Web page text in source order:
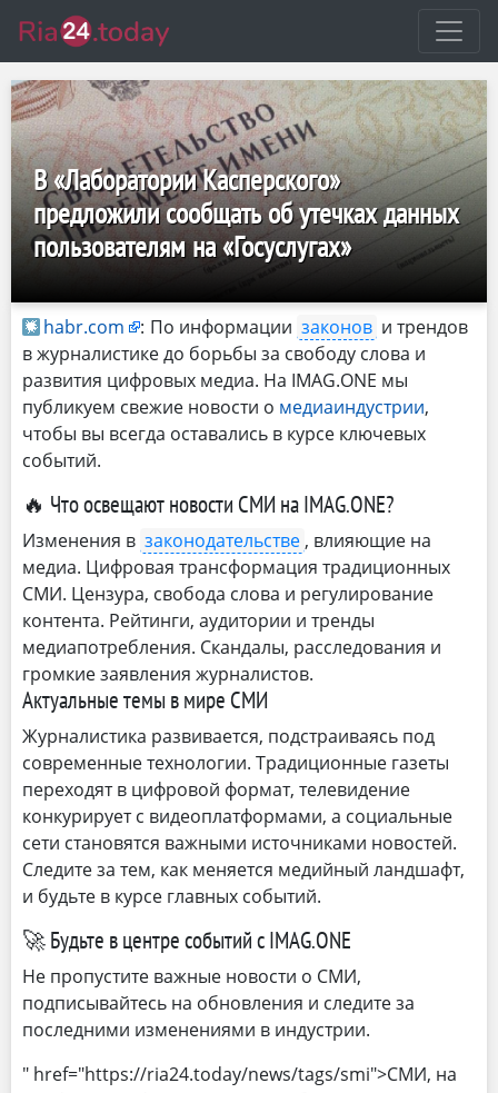
В «Лаборатории Касперского»
предложили сообщать об утечках данных
пользователям на «Госуслугах»
habr.com : По информации законов и трендов
в журналистике до борьбы за свободу слова и
развития цифровых медиа. На IMAG.ONE мы
публикуем свежие новости о медиаиндустрии,
чтобы вы всегда оставались в курсе ключевых
событий.
🔥 Что освещают новости СМИ на IMAG.ONE?
Изменения в законодательстве , влияющие на
медиа. Цифровая трансформация традиционных
СМИ. Цензура, свобода слова и регулирование
контента. Рейтинги, аудитории и тренды
медиапотребления. Скандалы, расследования и
громкие заявления журналистов.
Актуальные темы в мире СМИ
Журналистика развивается, подстраиваясь под
современные технологии. Традиционные газеты
переходят в цифровой формат, телевидение
конкурирует с видеоплатформами, а социальные
сети становятся важными источниками новостей.
Следите за тем, как меняется медийный ландшафт,
и будьте в курсе главных событий.
🚀 Будьте в центре событий с IMAG.ONE
Не пропустите важные новости о СМИ,
подписывайтесь на обновления и следите за
последними изменениями в индустрии.
" href="https://ria24.today/news/tags/smi">СМИ, на